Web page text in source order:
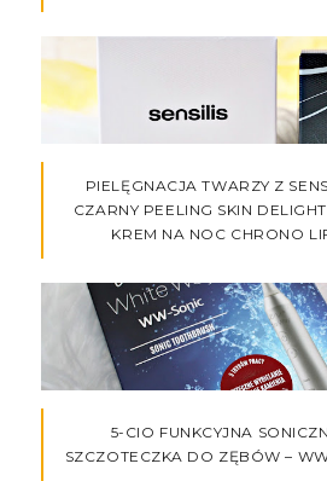
PIELĘGNACJA TWARZY Z
CZARNY PEELING SKIN
KREM NA NOC CHRONO
5-CIO FUNKCYJNA
SZCZOTECZKA DO ZĘBÓW –